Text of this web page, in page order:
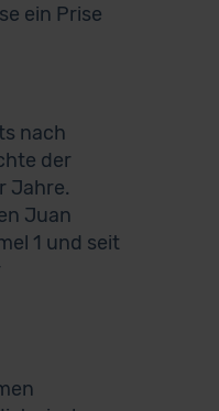
ein Prise
nach
der
Jahre.
Juan
1 und seit